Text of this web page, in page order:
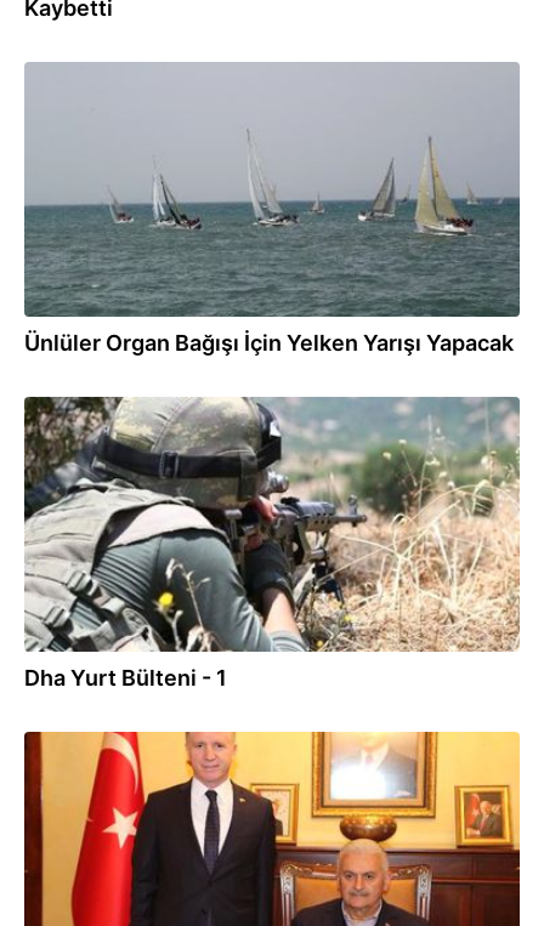
Kaybetti
Ünlüler Organ Bağışı İçin Yelken Yarışı Yapacak
20.03.2017
Dha Yurt Bülteni - 1
19.03.2017